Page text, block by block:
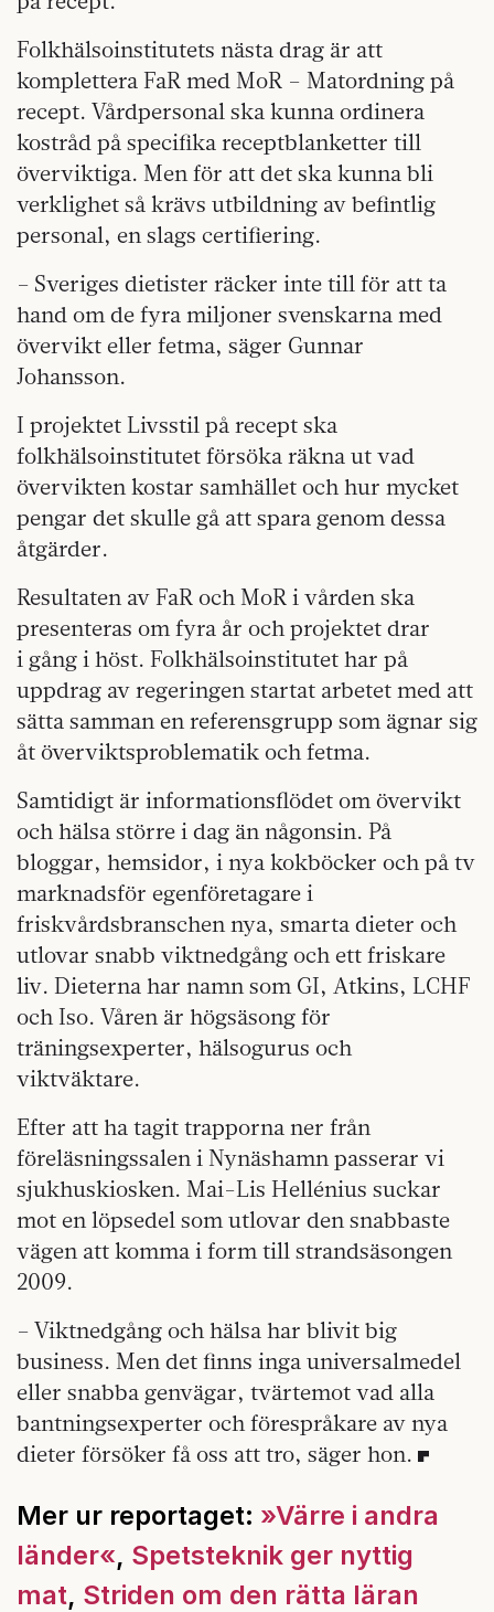
Folkhälsoinstitutets nästa drag är att
komplettera FaR med MoR – Matordning på
recept. Vårdpersonal ska kunna ordinera
kostråd på specifika receptblanketter till
överviktiga. Men för att det ska kunna bli
verklighet så krävs utbildning av befintlig
personal, en slags certifiering.
– Sveriges dietister räcker inte till för att ta
hand om de fyra miljoner svenskarna med
övervikt eller fetma, säger Gunnar
Johansson.
I projektet Livsstil på recept ska
folkhälsoinstitutet försöka räkna ut vad
övervikten kostar samhället och hur mycket
pengar det skulle gå att spara genom dessa
åtgärder.
Resultaten av FaR och MoR i vården ska
presenteras om fyra år och projektet drar
i gång i höst. Folkhälsoinstitutet har på
uppdrag av regeringen startat arbetet med att
sätta samman en referensgrupp som ägnar sig
åt överviktsproblematik och fetma.
Samtidigt är informationsflödet om övervikt
och hälsa större i dag än någonsin. På
bloggar, hemsidor, i nya kokböcker och på tv
marknadsför egenföretagare i
friskvårdsbranschen nya, smarta dieter och
utlovar snabb viktnedgång och ett friskare
liv. Dieterna har namn som GI, Atkins, LCHF
och Iso. Våren är högsäsong för
träningsexperter, hälsogurus och
viktväktare.
Efter att ha tagit trapporna ner från
föreläsningssalen i Nynäshamn passerar vi
sjukhuskiosken. Mai-Lis Hellénius suckar
mot en löpsedel som utlovar den snabbaste
vägen att komma i form till strandsäsongen
2009.
– Viktnedgång och hälsa har blivit big
business. Men det finns inga universalmedel
eller snabba genvägar, tvärtemot vad alla
bantningsexperter och förespråkare av nya
dieter försöker få oss att tro, säger hon.
Mer ur reportaget: »Värre i andra
länder«, Spetsteknik ger nyttig
mat, Striden om den rätta läran